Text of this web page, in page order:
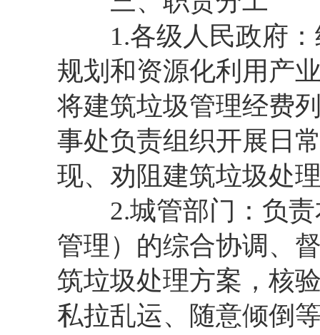
1.各级人民政府：
规划和资源化利用产
将建筑垃圾管理经费
事处负责组织开展日
现、劝阻建筑垃圾处
2.城管部门：负责
管理）的综合协调、
筑垃圾处理方案，核
私拉乱运、随意倾倒